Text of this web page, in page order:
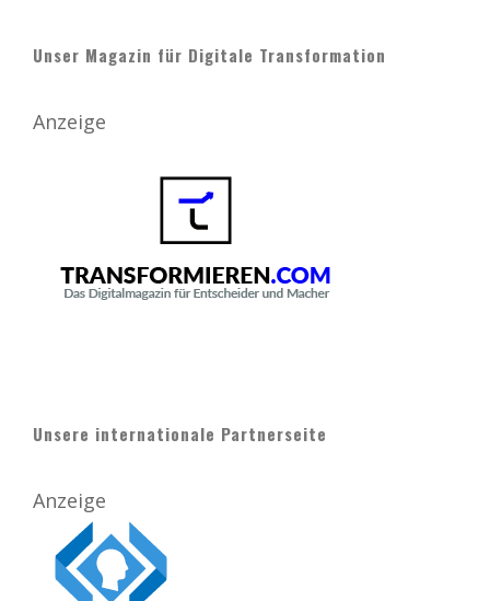
Unser Magazin für Digitale Transformation
Anzeige
Unsere internationale Partnerseite
Anzeige